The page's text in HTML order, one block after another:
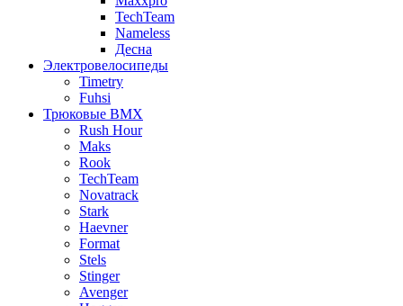
TechTeam
Nameless
Десна
Электровелосипеды
Timetry
Fuhsi
Трюковые BMX
Rush Hour
Maks
Rook
TechTeam
Novatrack
Stark
Haevner
Format
Stels
Stinger
Avenger